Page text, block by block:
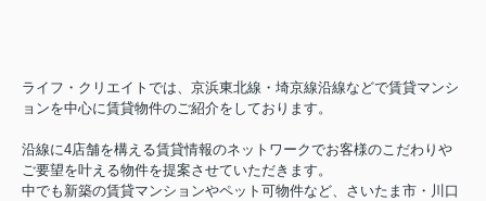
ライフ・クリエイトでは、京浜東北線・埼京線沿線などで賃貸マンシ
ョンを中心に賃貸物件のご紹介をしております。
沿線に4店舗を構える賃貸情報のネットワークでお客様のこだわりや
ご要望を叶える物件を提案させていただきます。
中でも新築の賃貸マンションやペット可物件など、さいたま市・川口